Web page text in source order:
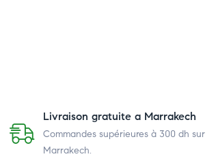
Livraison gratuite a Marrakech
Commandes supérieures à 300 dhsur
Marrakech.